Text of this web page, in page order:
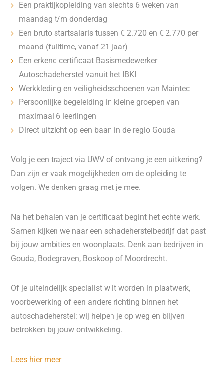
Een praktijkopleiding van slechts 6 weken van
maandag t/m donderdag
Een bruto startsalaris tussen € 2.720 en € 2.770 per
maand (fulltime, vanaf 21 jaar)
Een erkend certificaat Basismedewerker
Autoschadeherstel vanuit het IBKI
Werkkleding en veiligheidsschoenen van Maintec
Persoonlijke begeleiding in kleine groepen van
maximaal 6 leerlingen
Direct uitzicht op een baan in de regio Gouda
Volg je een traject via UWV of ontvang je een uitkering?
Dan zijn er vaak mogelijkheden om de opleiding te
volgen. We denken graag met je mee.
Na het behalen van je certificaat begint het echte werk.
Samen kijken we naar een schadeherstelbedrijf dat past
bij jouw ambities en woonplaats. Denk aan bedrijven in
Gouda, Bodegraven, Boskoop of Moordrecht.
Of je uiteindelijk specialist wilt worden in plaatwerk,
voorbewerking of een andere richting binnen het
autoschadeherstel: wij helpen je op weg en blijven
betrokken bij jouw ontwikkeling.
Lees hier meer